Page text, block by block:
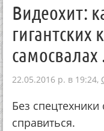
Видеохит:
гигантских
22.05.2016 р. в 19:24,
Без спецтехники
справиться.